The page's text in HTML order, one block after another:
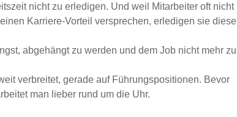
nicht zu erledigen. Und weil Mitarbeiter oft nicht
Karriere-Vorteil versprechen, erledigen sie diese
abgehängt zu werden und dem Job nicht mehr zu
verbreitet, gerade auf Führungspositionen. Bevor
man lieber rund um die Uhr.